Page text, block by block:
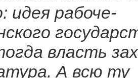
идея рабоче-
власть
А всю ту